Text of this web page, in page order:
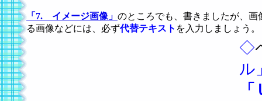
「7. イメージ画像」 のところでも、書きましたが、
る画像などには、必ず代替テキスト を入力しましょう。
◇
ル